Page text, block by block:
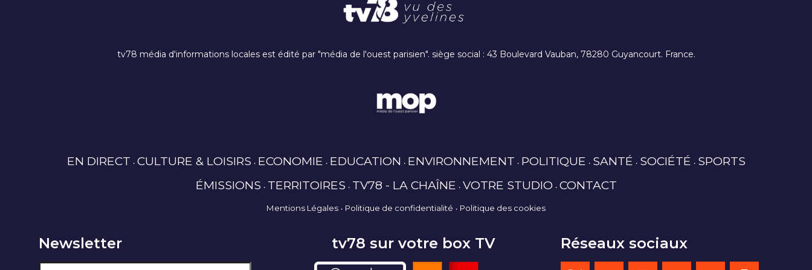
tv78 média d'informations locales est édité par "média de l'ouest parisien". siège social : 43 Boulevard Vauban, 78280 Guyancourt. France.
EN DIRECT CULTURE & LOISIRS ECONOMIE EDUCATION ENVIRONNEMENT POLITIQUE SANTÉ SOCIÉTÉ SPORTS
ÉMISSIONS TERRITOIRES TV78 - LA CHAÎNE VOTRE STUDIO CONTACT
Mentions Légales Politique de confidentialité Politique des cookies
Newsletter tv78 sur votre box TV Réseaux sociaux